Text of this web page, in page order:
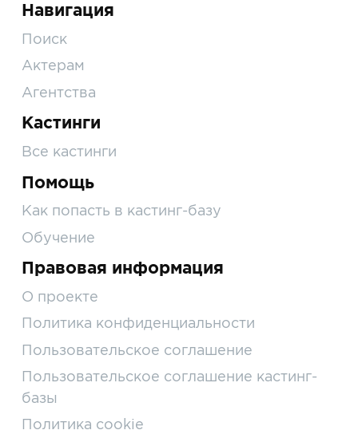
Навигация
Поиск
Актерам
Агентства
Кастинги
Все кастинги
Помощь
Как попасть в кастинг-базу
Обучение
Правовая информация
О проекте
Политика конфиденциальности
Пользовательское соглашение
Пользовательское соглашение кастинг-
базы
Политика cookie